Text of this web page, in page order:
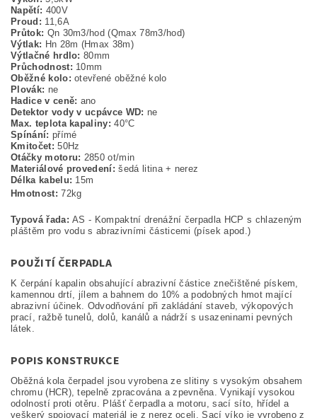
Napětí: 400V
Proud: 11,6A
Průtok: Qn 30m3/hod (Qmax 78m3/hod)
Výtlak: Hn 28m (Hmax 38m)
Výtlačné hrdlo:80mm
Průchodnost: 10mm
Oběžné kolo: otevřené oběžné kolo
Plovák: ne
Hadice v ceně: ano
Detektor vody v ucpávce WD: ne
Max. teplota kapaliny:40°C
Spínání: přímé
Kmitočet:50Hz
Otáčky motoru: 2850 ot/min
Materiálové provedení:šedá litina + nerez
Délka kabelu: 15m
Hmotnost: 72kg
Typová řada:AS - Kompaktní drenážní čerpadla HCP s chlazeným
pláštěm pro vodu s abrazivními částicemi (písek apod.)
POUŽITÍ ČERPADLA
K čerpání kapalin obsahující abrazivní částice znečištěné pískem,
kamennou drtí, jílem a bahnem do 10% a podobných hmot mající
abrazivní účinek. Odvodňování při zakládání staveb, výkopových
prací, ražbě tunelů, dolů, kanálů a nádrží s usazeninami pevných
látek.
POPIS KONSTRUKCE
Oběžná kola čerpadel jsou vyrobena ze slitiny s vysokým obsahem
chromu (HCR), tepelně zpracována a zpevněna. Vynikají vysokou
odolností proti otěru. Plášť čerpadla a motoru, sací síto, hřídel a
veškerý spojovací materiál je z nerez oceli. Sací víko je vyrobeno z